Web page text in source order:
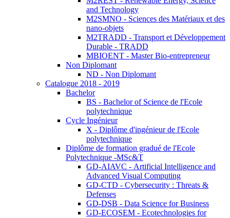
and Technology
M2SMNO - Sciences des Matériaux et des
nano-objets
M2TRADD - Transport et Développement
Durable - TRADD
MBIOENT - Master Bio-entrepreneur
Non Diplomant
ND - Non Diplomant
Catalogue 2018 - 2019
Bachelor
BS - Bachelor of Science de l'Ecole
polytechnique
Cycle Ingénieur
X - Diplôme d'ingénieur de l'Ecole
polytechnique
Diplôme de formation gradué de l'Ecole
Polytechnique -MSc&T
GD-AIAVC - Artificial Intelligence and
Advanced Visual Computing
GD-CTD - Cybersecurity : Threats &
Defenses
GD-DSB - Data Science for Business
GD-ECOSEM - Ecotechnologies for